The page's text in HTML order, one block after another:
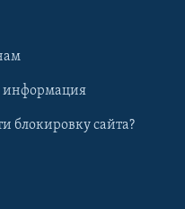
информация
блокировку сайта?